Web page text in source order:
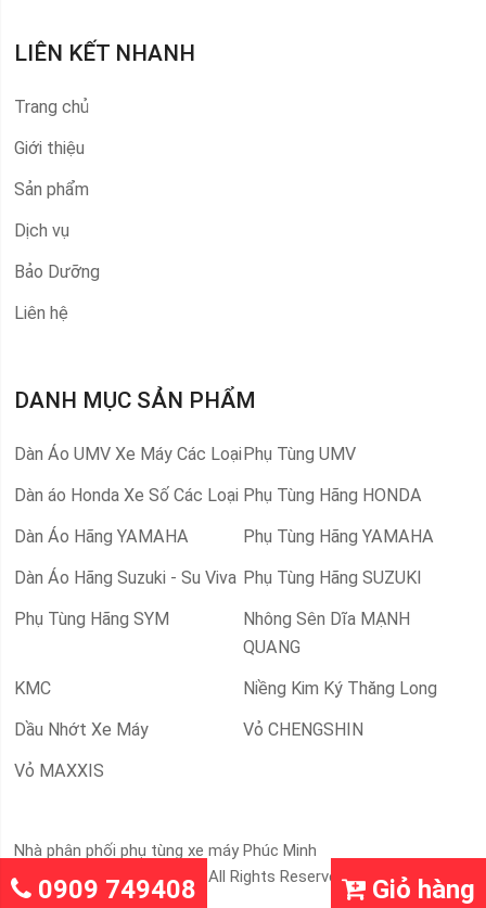
LIÊN KẾT NHANH
Trang chủ
Giới thiệu
Sản phẩm
Dịch vụ
Bảo Dưỡng
Liên hệ
DANH MỤC SẢN PHẨM
Dàn Áo UMV Xe Máy Các LoạiPhụ Tùng UMV
Dàn áo Honda Xe Số Các Loại Phụ Tùng Hãng HONDA
Dàn Áo Hãng YAMAHA
Phụ Tùng Hãng YAMAHA
Dàn Áo Hãng Suzuki - Su Viva Phụ Tùng Hãng SUZUKI
Phụ Tùng Hãng SYM
Nhông Sên Dĩa MẠNH
QUANG
KMC
Niềng Kim Ký Thăng Long
Dầu Nhớt Xe Máy
Vỏ CHENGSHIN
Vỏ MAXXIS
Nhà phân phối phụ tùng xe máy Phúc Minh
65 ph © 2019 Demo Store. All Rights Reserved.
0909 749408 Giỏ hàng